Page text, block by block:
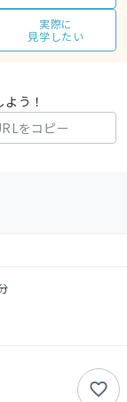
実際に
見学したい
う！
をコピー